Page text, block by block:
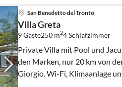
San Benedetto del Tronto
Villa Greta
9 Gäste250 m24Schlafzimmer
Private Villa mit Pool und
den Marken, nur 20 km von
Giorgio. Wi-Fi, Klimaanlage
vorhanden.